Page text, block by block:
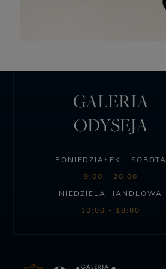
GALERIA
ODYSEJA
PONIEDZIAŁEK - SOBOTA
9:00 - 20:00
NIEDZIELA HANDLOWA
10:00 - 18:00